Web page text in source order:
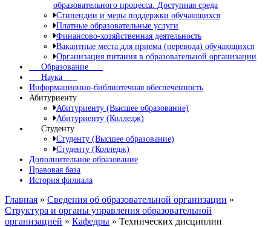
образовательного процесса. Доступная среда
Стипендии и меры поддержки обучающихся
Платные образовательные услуги
Финансово-хозяйственная деятельность
Вакантные места для приема (перевода) обучающихся
Организация питания в образовательной организации
Образование
Наука
Информационно-библиотечная обеспеченность
Абитуриенту
Абитуриенту (Высшее образование)
Абитуриенту (Колледж)
Студенту
Студенту (Высшее образование)
Студенту (Колледж)
Дополнительное образование
Правовая база
История филиала
Главная » Сведения об образовательной организации »
Структура и органы управления образовательной
организацией » Кафедры » Технических дисциплин